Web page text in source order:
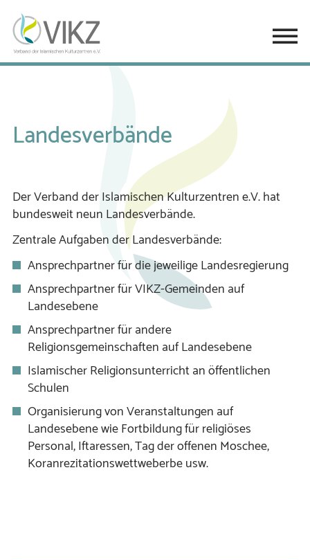
Landesverbände
Der Verband der Islamischen Kulturzentren e.V. hat
bundesweit neun Landesverbände.
Zentrale Aufgaben der Landesverbände:
Ansprechpartner für die jeweilige Landesregierung
Ansprechpartner für VIKZ-Gemeinden auf
Landesebene
Ansprechpartner für andere
Religionsgemeinschaften auf Landesebene
Islamischer Religionsunterricht an öffentlichen
Schulen
Organisierung von Veranstaltungen auf
Landesebene wie Fortbildung für religiöses
Personal, Iftaressen, Tag der offenen Moschee,
Koranrezitationswettweberbe usw.